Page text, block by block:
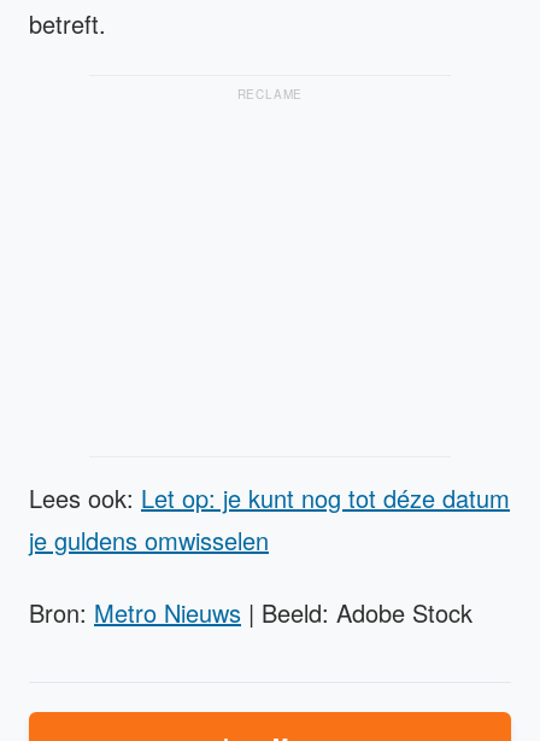
betreft.
RECLAME
Lees ook: Let op: je kunt nog tot déze datum
je guldens omwisselen
Bron: Metro Nieuws | Beeld: Adobe Stock